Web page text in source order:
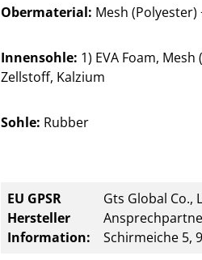
Obermaterial: Mesh (Polyester)
Innensohle: 1) EVA Foam,
Zellstoff, Kalzium
Sohle: Rubber
EU GPSR
Hersteller
Information:
Gts Global Co.,
Schirmeiche 5,